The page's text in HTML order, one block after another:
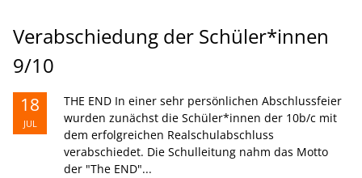
Verabschiedung der Schüler*innen
9/10
18
JUL
THE END In einer sehr persönlichen Abschlussfeier
wurden zunächst die Schüler*innen der 10b/c mit
dem erfolgreichen Realschulabschluss
verabschiedet. Die Schulleitung nahm das Motto
der "The END"...